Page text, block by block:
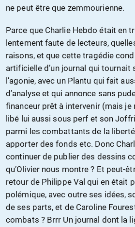
ne peut être que zemmourienne.
Parce que Charlie Hebdo était en
lentement faute de lecteurs,
raisons, et que cette tragédie
artificielle d’un journal qui tournait
l’agonie, avec un Plantu qui fait
d’analyse et qui annonce sans
financeur prêt à intervenir (mais je
libé lui aussi sous perf et son
parmi les combattants de la
apporter des fonds etc. Donc
continuer de publier des dessins
qu’Olivier nous montre ? Et peut-
retour de Philippe Val qui en était
polémique, avec outre ses idées,
de ses parts, et de Caroline
combats ? Brrr Un journal dont la